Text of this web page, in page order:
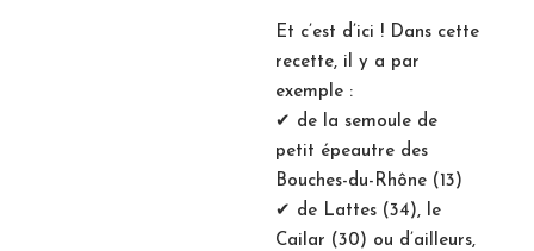
Et c’est d’ici ! Dans cette
recette, il y a par
exemple :
✔ de la semoule de
petit épeautre des
Bouches-du-Rhône (13)
✔ de Lattes (34), le
Cailar (30) ou d’ailleurs,